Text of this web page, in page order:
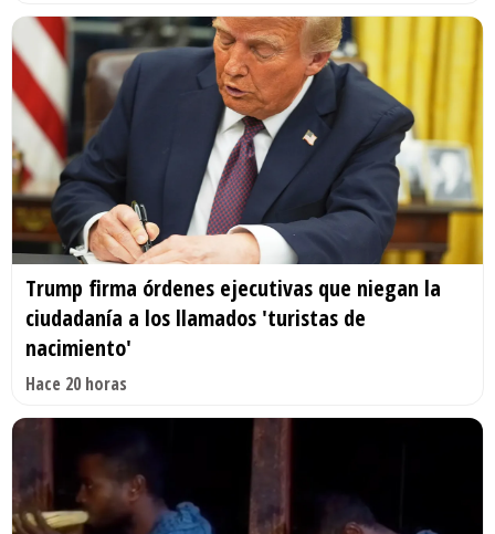
Trump firma órdenes ejecutivas que niegan la
ciudadanía a los llamados 'turistas de
nacimiento'
Hace 20 horas